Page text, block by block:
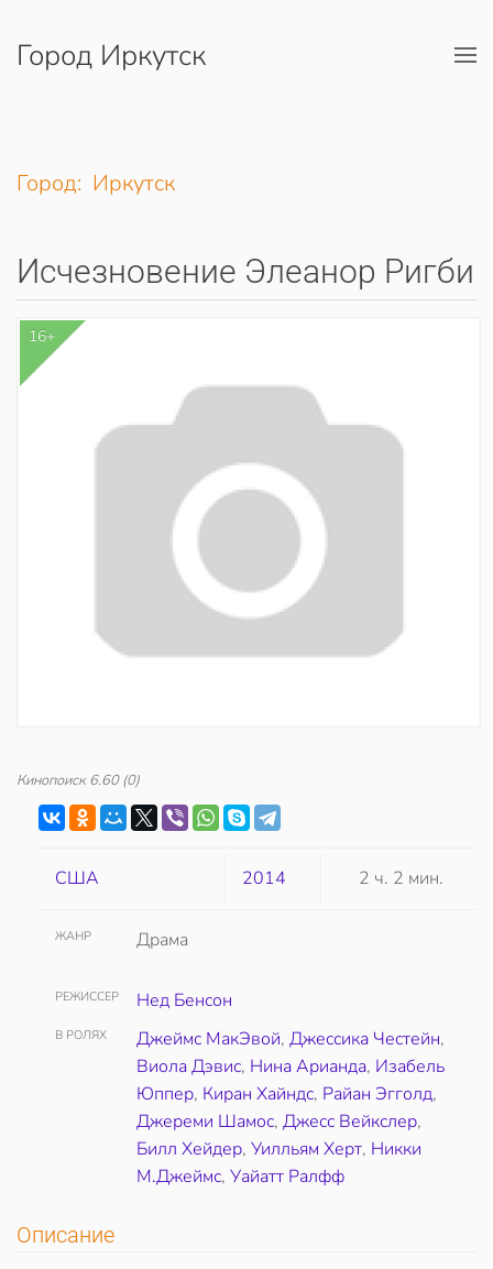
Перейти к содержимому
Город Иркутск
Город: Иркутск
Исчезновение Элеанор Ригби
16+
Кинопоиск 6.60(0)
США 2014 2 ч. 2 мин.
ЖАНР Драма
РЕЖИССЕР Нед Бенсон
В РОЛЯХ Джеймс МакЭвой, Джессика Честейн,
Виола Дэвис, Нина Арианда, Изабель
Юппер, Киран Хайндс, Райан Эгголд,
Джереми Шамос, Джесс Вейкслер,
Билл Хейдер, Уилльям Херт, Никки
М.Джеймс, Уайатт Ралфф
Описание